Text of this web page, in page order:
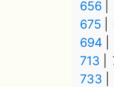
656
675
694
713
733